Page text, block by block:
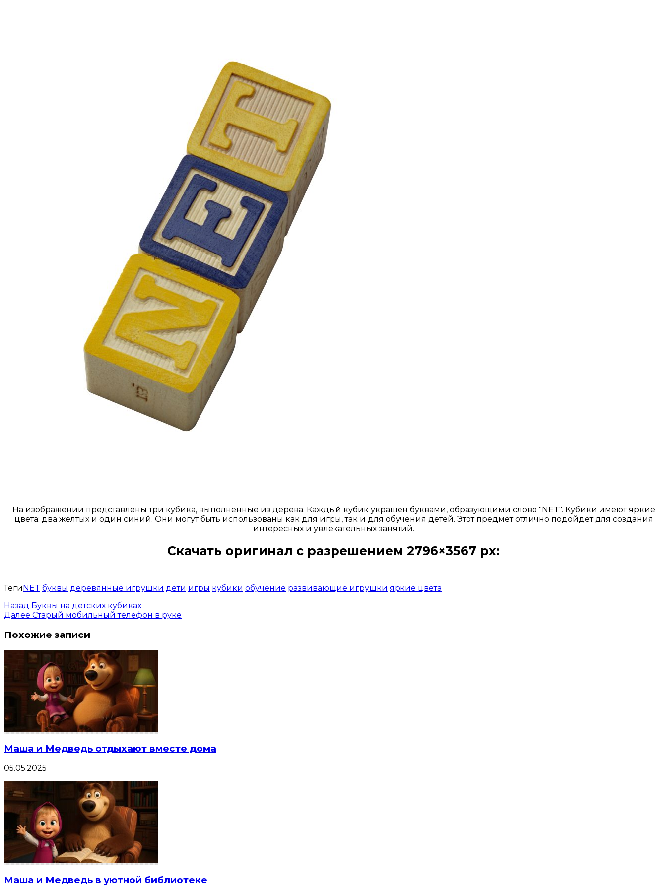
На изображении представлены три кубика, выполненные из дерева. Каждый кубик украшен буквами, образующими слово "NET". Кубики имеют яркие
цвета: два желтых и один синий. Они могут быть использованы как для игры, так и для обучения детей. Этот предмет отлично подойдет для создания
интересных и увлекательных занятий.
Скачать оригинал с разрешением 2796×3567 px:
ТегиNET буквы деревянные игрушки дети игры кубики обучение развивающие игрушки яркие цвета
Назад Буквы на детских кубиках
Далее Старый мобильный телефон в руке
Похожие записи
Маша и Медведь отдыхают вместе дома
05.05.2025
Маша и Медведь в уютной библиотеке